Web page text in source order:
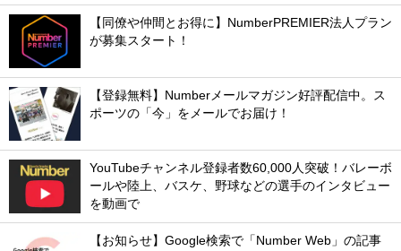
【同僚や仲間とお得に】NumberPREMIER法人プラン
が募集スタート！
【登録無料】Numberメールマガジン好評配信中。ス
ポーツの「今」をメールでお届け！
YouTubeチャンネル登録者数60,000人突破！バレーボ
ールや陸上、バスケ、野球などの選手のインタビュー
を動画で
【お知らせ】Google検索で「Number Web」の記事